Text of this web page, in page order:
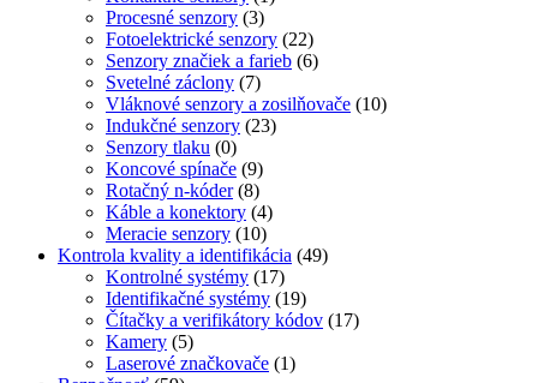
Procesné senzory (3)
Fotoelektrické senzory (22)
Senzory značiek a farieb (6)
Svetelné záclony (7)
Vláknové senzory a zosilňovače (10)
Indukčné senzory (23)
Senzory tlaku (0)
Koncové spínače (9)
Rotačný n-kóder (8)
Káble a konektory (4)
Meracie senzory (10)
Kontrola kvality a identifikácia (49)
Kontrolné systémy (17)
Identifikačné systémy (19)
Čítačky a verifikátory kódov (17)
Kamery (5)
Laserové značkovače (1)